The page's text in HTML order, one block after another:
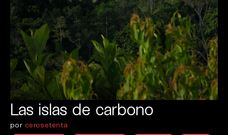
Las islas de carbono
por cerosetenta